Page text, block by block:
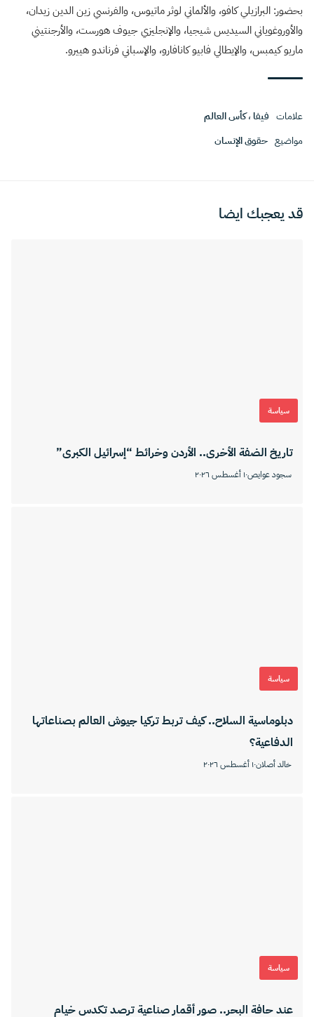
بحضور: البرازيلي كافو، والألماني لوثر ماتيوس، والفرنسي زين الدين زيدان،
والأوروغوياني السيديس شيجيا، والإنجليزي جيوف هورست، والأرجنتيني
ماريو كيمبس، والإيطالي فابيو كانافارو، والإسباني فرناندو هييرو.
علامات فيفا،كأس العالم
مواضيع حقوق الإنسان
قد يعجبك ايضا
سياسة
تاريخ الضفة الأخرى.. الأردن وخرائط “إسرائيل الكبرى”
سجود عوايص١٠ أغسطس ٢٠٢٦
سياسة
دبلوماسية السلاح.. كيف تربط تركيا جيوش العالم بصناعاتها
الدفاعية؟
خالد أصلان١٠ أغسطس ٢٠٢٦
سياسة
عند حافة البحر.. صور أقمار صناعية ترصد تكدس خيام